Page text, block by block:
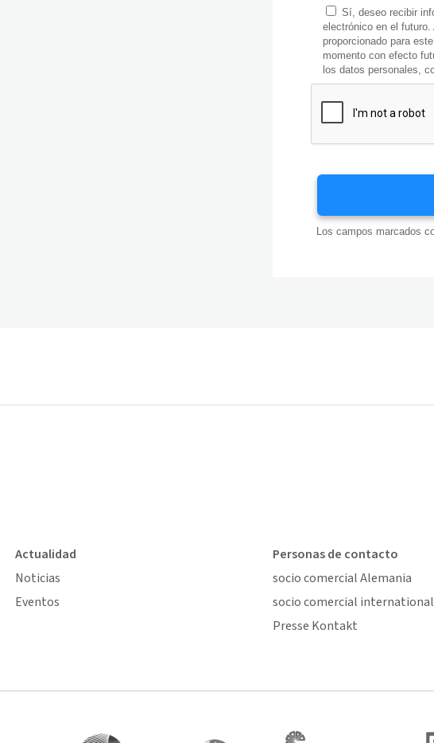
Actualidad
Noticias
Eventos
Personas de contacto
socio comercial Alemania
socio comercial international
Presse Kontakt